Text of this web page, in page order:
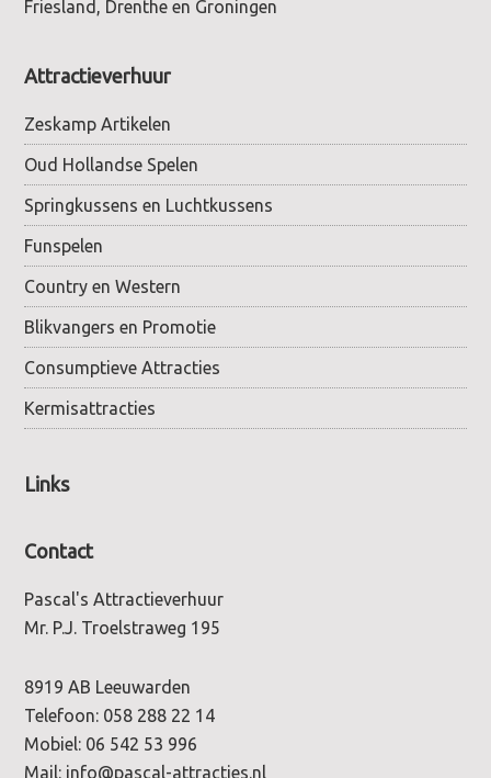
Friesland, Drenthe en Groningen
Attractieverhuur
Zeskamp Artikelen
Oud Hollandse Spelen
Springkussens en Luchtkussens
Funspelen
Country en Western
Blikvangers en Promotie
Consumptieve Attracties
Kermisattracties
Links
Contact
Pascal's Attractieverhuur
Mr. P.J. Troelstraweg 195
8919 AB Leeuwarden
Telefoon: 058 288 22 14
Mobiel: 06 542 53 996
Mail: info@pascal-attracties.nl